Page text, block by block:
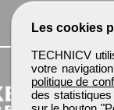
Les cookies
TECHNICV
votre
politique de
des